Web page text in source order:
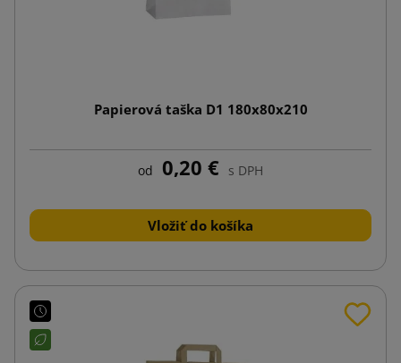
Papierová taška D1 180x80x210
od 0,20 € s DPH
Vložiť do košíka